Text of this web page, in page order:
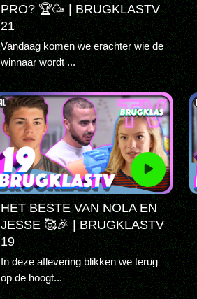
PRO? 🏆🥳 | BRUGKLASTV
21
Vandaag komen we erachter wie de
winnaar wordt ...
HET BESTE VAN NOLA EN
JESSE 🥰🎉 | BRUGKLASTV
19
In deze aflevering blikken we terug
op de hoogt...